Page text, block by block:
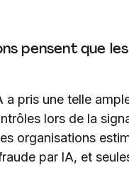
pensent que
a pris une telle
lors de la
organisations
par IA, et